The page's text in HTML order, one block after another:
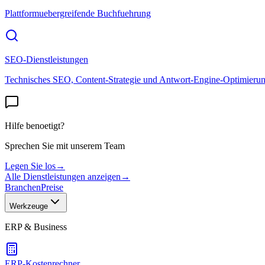
Plattformuebergreifende Buchfuehrung
SEO-Dienstleistungen
Technisches SEO, Content-Strategie und Antwort-Engine-
Hilfe benoetigt?
Sprechen Sie mit unserem Team
Legen Sie los→
Alle Dienstleistungen anzeigen →
BranchenPreise
Werkzeuge
ERP & Business